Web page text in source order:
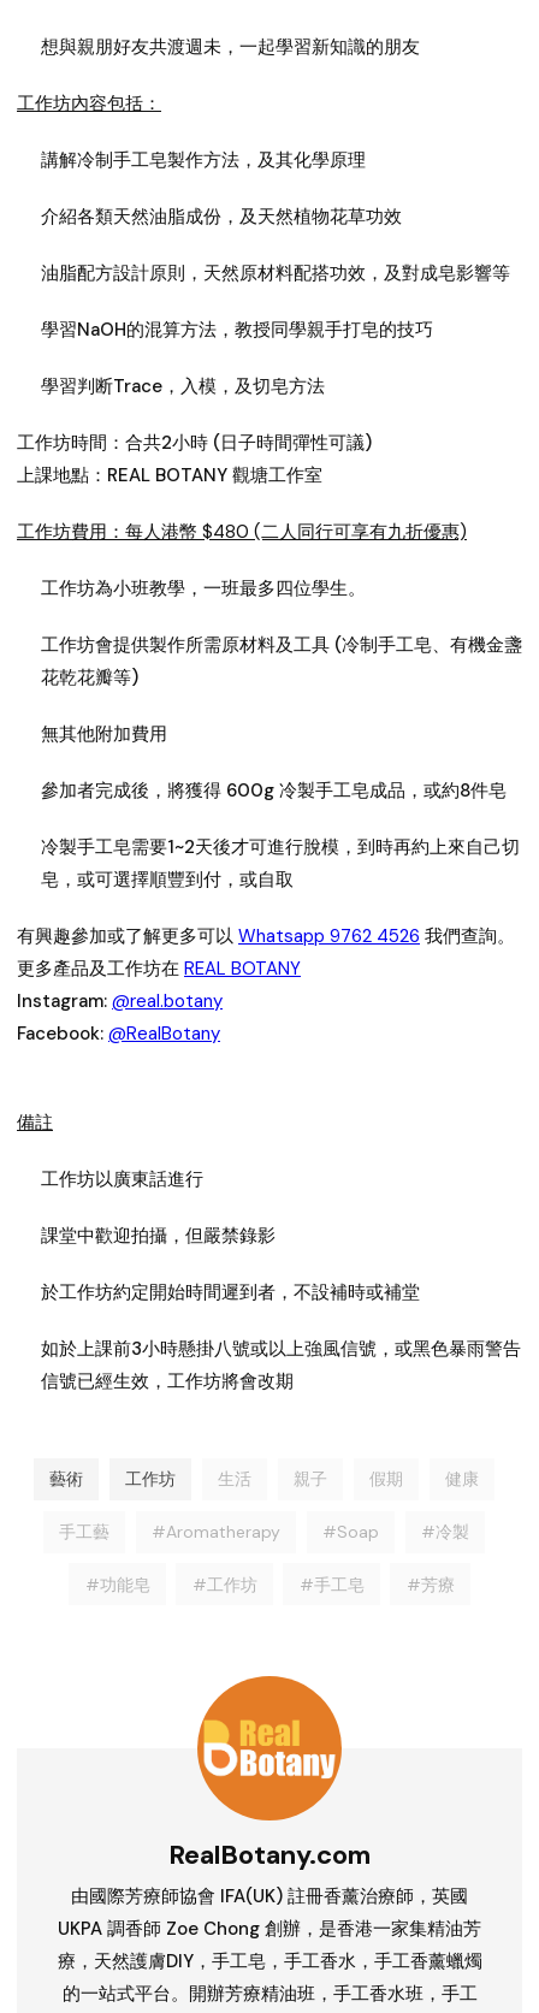
想與親朋好友共渡週未，一起學習新知識的朋友
工作坊內容包括：
講解冷制手工皂製作方法，及其化學原理
介紹各類天然油脂成份，及天然植物花草功效
油脂配方設計原則，天然原材料配搭功效，及對成皂影響等
學習NaOH的混算方法，教授同學親手打皂的技巧
學習判断Trace，入模，及切皂方法
工作坊時間：合共2小時 (日子時間彈性可議)
上課地點：REAL BOTANY 觀塘工作室
工作坊費用：每人港幣 $480 (二人同行可享有九折優惠)
工作坊為小班教學，一班最多四位學生。
工作坊會提供製作所需原材料及工具 (冷制手工皂、有機金盞
花乾花瓣等)
無其他附加費用
參加者完成後，將獲得 600g 冷製手工皂成品，或約8件皂
冷製手工皂需要1~2天後才可進行脫模，到時再約上來自己切
皂，或可選擇順豐到付，或自取
有興趣參加或了解更多可以 Whatsapp 9762 4526 我們查詢。
更多產品及工作坊在 REAL BOTANY
Instagram: @real.botany
Facebook: @RealBotany
備註
工作坊以廣東話進行
課堂中歡迎拍攝，但嚴禁錄影
於工作坊約定開始時間遲到者，不設補時或補堂
如於上課前3小時懸掛八號或以上強風信號，或黑色暴雨警告
信號已經生效，工作坊將會改期
藝術 工作坊 生活 親子 假期 健康
手工藝 #Aromatherapy #Soap #冷製
#功能皂 #工作坊 #手工皂 #芳療
RealBotany.com
由國際芳療師協會 IFA(UK) 註冊香薰治療師，英國
UKPA 調香師 Zoe Chong 創辦，是香港一家集精油芳
療，天然護膚DIY，手工皂，手工香水，手工香薰蠟燭
的一站式平台。開辦芳療精油班，手工香水班，手工